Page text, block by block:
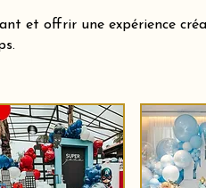
et offrir une expérience